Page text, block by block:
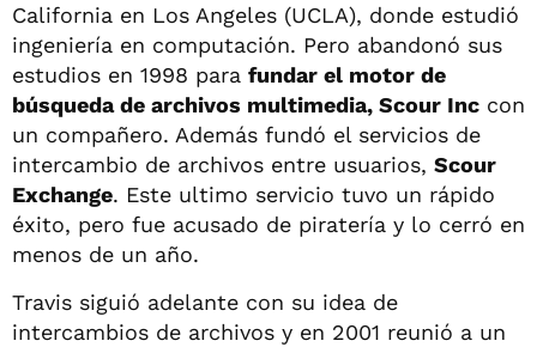
California en Los Angeles (UCLA), donde estudió
ingeniería en computación. Pero abandonó sus
estudios en 1998 para fundar el motor de
búsqueda de archivos multimedia, Scour Inc con
un compañero. Además fundó el servicios de
intercambio de archivos entre usuarios, Scour
Exchange. Este ultimo servicio tuvo un rápido
éxito, pero fue acusado de piratería y lo cerró en
menos de un año.
Travis siguió adelante con su idea de
intercambios de archivos y en 2001 reunió a un